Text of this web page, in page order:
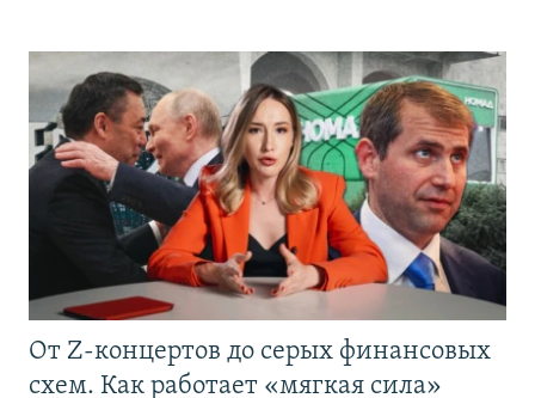
От Z-концертов до серых финансовых
схем. Как работает «мягкая сила»